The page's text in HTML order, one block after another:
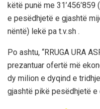
këtë punë me
e pesëdhjetë e gjashtë
nëntë) lekë pa t.v.sh .
Po ashtu, “RRUGA URA
prezantuar ofertë më
dy milion e dyqind e
gjashtë pikë pesëdhjetë e